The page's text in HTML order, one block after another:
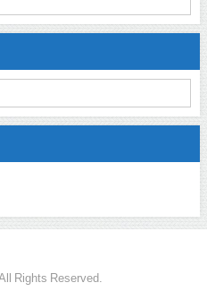
Rights Reserved.